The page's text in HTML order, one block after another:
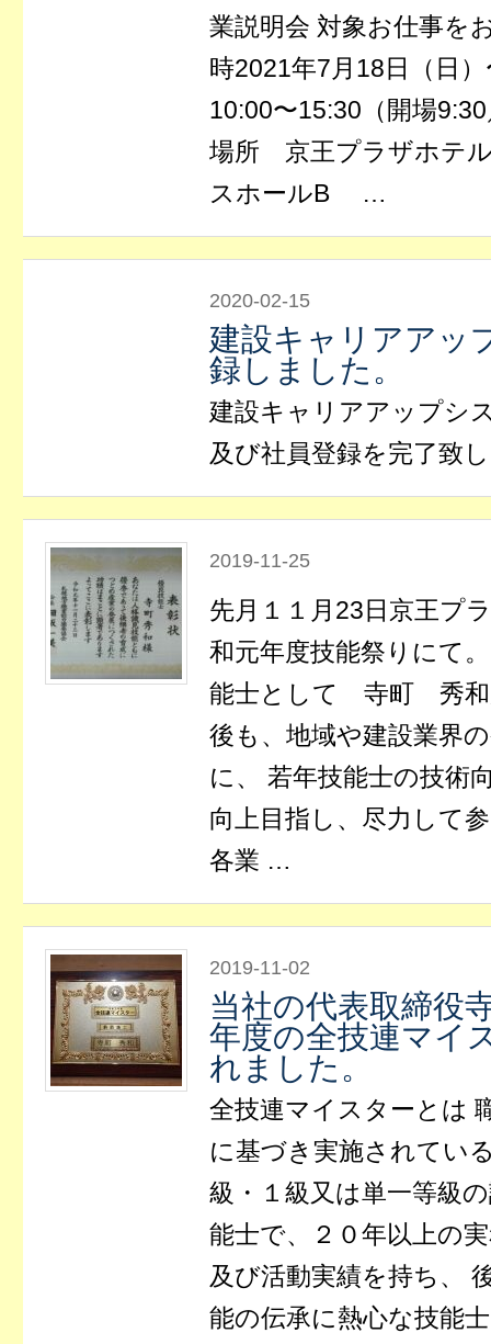
業説明会 対象お仕事を
時2021年7月18日（日
10:00〜15:30（開場
場所 京王プラザホテ
スホールB …
2020-02-15
建設キャリアアッ
録しました。
建設キャリアアップシ
及び社員登録を完了致
2019-11-25
先月１１月23日京王プ
和元年度技能祭りにて
能士として 寺町 秀和
後も、地域や建設業界
に、 若年技能士の技術
向上目指し、尽力して
各業 …
2019-11-02
当社の代表取締役
年度の全技連マイ
れました。
全技連マイスターとは
に基づき実施されてい
級・１級又は単一等級
能士で、２０年以上の
及び活動実績を持ち、
能の伝承に熱心な技能